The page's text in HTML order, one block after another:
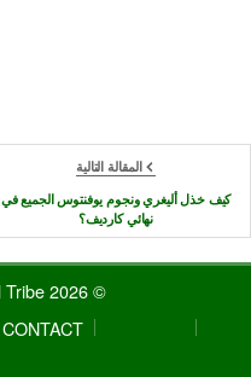
المقالة التالية
كيف خذل أليغري ونجوم يوفنتوس الجميع في
نهائي كارديف؟
© 2026 Copyright Football Tribe
CONTACT